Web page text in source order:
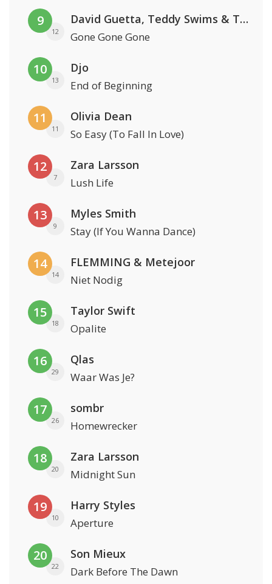
9
12
David Guetta, Teddy Swims & Tones And I
Gone Gone Gone
10
13
Djo
End of Beginning
11
11
Olivia Dean
So Easy (To Fall In Love)
12
7
Zara Larsson
Lush Life
13
9
Myles Smith
Stay (If You Wanna Dance)
14
14
FLEMMING & Metejoor
Niet Nodig
15
18
Taylor Swift
Opalite
16
29
Qlas
Waar Was Je?
17
26
sombr
Homewrecker
18
20
Zara Larsson
Midnight Sun
19
10
Harry Styles
Aperture
20
22
Son Mieux
Dark Before The Dawn